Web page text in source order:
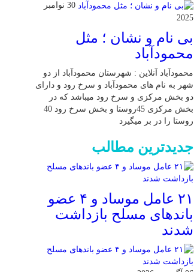
30 نوامبر
2025
بی نام و نشان ؛ مثل
محمودآباد
محمودآباد آنلاین : شهرستان محمودآباد از دو
شهر به نام های محمودآباد و ‌سرخ رود و دارای
دو بخش مرکزی و سرخ رود میباشد که در
بخش مرکزی 45روستا و بخش سرخ رود 40
روستا را در بر میگیرد
جدیدترین مطالب
۲۱ عامل موساد و ۴ عضو
باند‌های مسلح بازداشت
شدند